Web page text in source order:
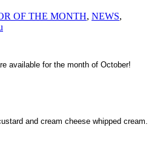
OF THE MONTH, NEWS,
available for the month of October!
and cream cheese whipped cream.